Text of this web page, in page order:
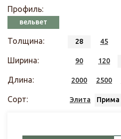
Профиль:
вельвет
Толщина: 28 45
Ширина: 90 120
Длина: 2000 2500
Сорт: Элита Прима